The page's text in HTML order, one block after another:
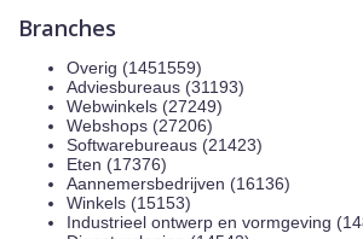
Branches
Overig (1451559)
Adviesbureaus (31193)
Webwinkels (27249)
Webshops (27206)
Softwarebureaus (21423)
Eten (17376)
Aannemersbedrijven (16136)
Winkels (15153)
Industrieel ontwerp en vormgeving